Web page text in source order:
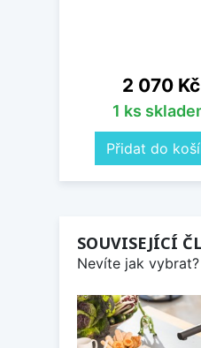
Cena
2 070 Kč
1 ks
Přidat do
SOUVISEJÍCÍ
Nevíte jak